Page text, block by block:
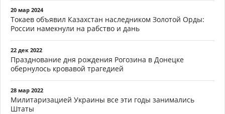
20 мар 2024
Токаев объявил Казахстан наследником Золотой Орды:
России намекнули на рабство и дань
22 дек 2022
Празднование дня рождения Рогозина в Донецке
обернулось кровавой трагедией
28 мар 2022
Милитаризацией Украины все эти годы занимались
Штаты